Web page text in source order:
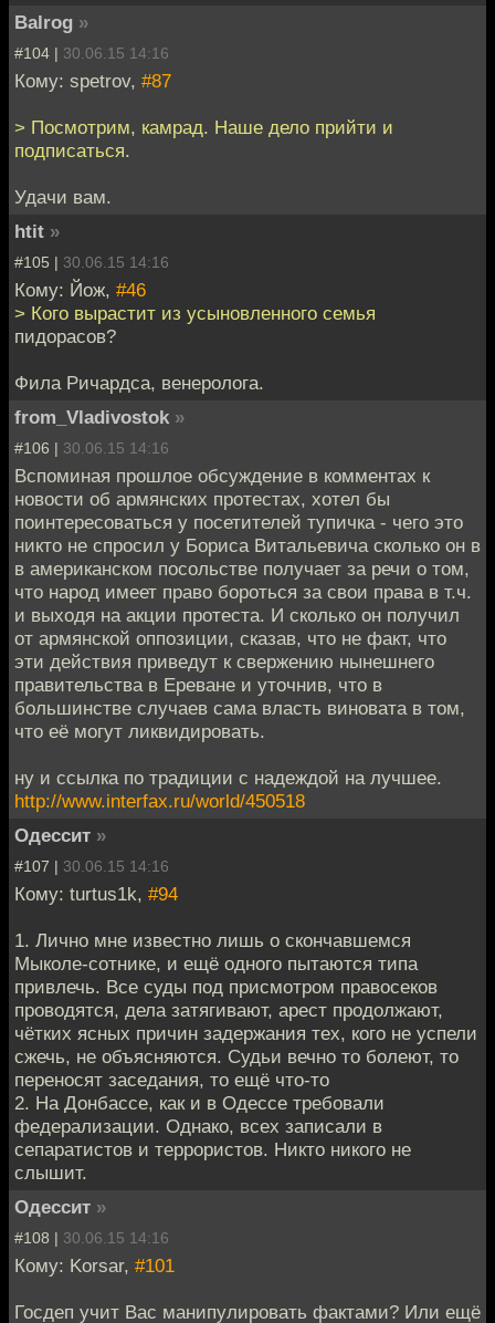
Balrog »
#104 | 30.06.15 14:16
Кому: spetrov, #87
> Посмотрим, камрад. Наше дело прийти и
подписаться.
Удачи вам.
htit »
#105 | 30.06.15 14:16
Кому: Йож, #46
> Кого вырастит из усыновленного семья
пидорасов?
Фила Ричардса, венеролога.
from_Vladivostok »
#106 | 30.06.15 14:16
Вспоминая прошлое обсуждение в комментах к
новости об армянских протестах, хотел бы
поинтересоваться у посетителей тупичка - чего это
никто не спросил у Бориса Витальевича сколько он в
в американском посольстве получает за речи о том,
что народ имеет право бороться за свои права в т.ч.
и выходя на акции протеста. И сколько он получил
от армянской оппозиции, сказав, что не факт, что
эти действия приведут к свержению нынешнего
правительства в Ереване и уточнив, что в
большинстве случаев сама власть виновата в том,
что её могут ликвидировать.
ну и ссылка по традиции с надеждой на лучшее.
http://www.interfax.ru/world/450518
Одессит »
#107 | 30.06.15 14:16
Кому: turtus1k, #94
1. Лично мне известно лишь о скончавшемся
Мыколе-сотнике, и ещё одного пытаются типа
привлечь. Все суды под присмотром правосеков
проводятся, дела затягивают, арест продолжают,
чётких ясных причин задержания тех, кого не успели
сжечь, не объясняются. Судьи вечно то болеют, то
переносят заседания, то ещё что-то
2. На Донбассе, как и в Одессе требовали
федерализации. Однако, всех записали в
сепаратистов и террористов. Никто никого не
слышит.
Одессит »
#108 | 30.06.15 14:16
Кому: Korsar, #101
Госдеп учит Вас манипулировать фактами? Или ещё